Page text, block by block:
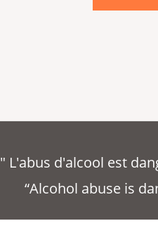
5
" L'abus d'alcool est
“Alcohol abuse is